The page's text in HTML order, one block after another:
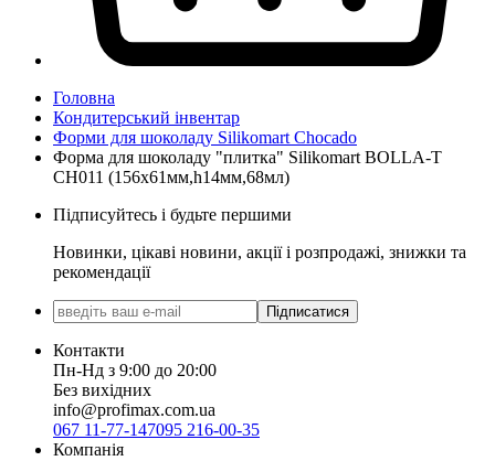
Головна
Кондитерський інвентар
Форми для шоколаду Silikomart Chocado
Форма для шоколаду "плитка" Silikomart BOLLA-T
CH011 (156х61мм,h14мм,68мл)
Підписуйтесь і будьте першими
Новинки, цікаві новини, акції і розпродажі, знижки та
рекомендації
Підписатися
Контакти
Пн-Нд з 9:00 до 20:00
Без вихідних
info@profimax.com.ua
067 11-77-147095 216-00-35
Компанія